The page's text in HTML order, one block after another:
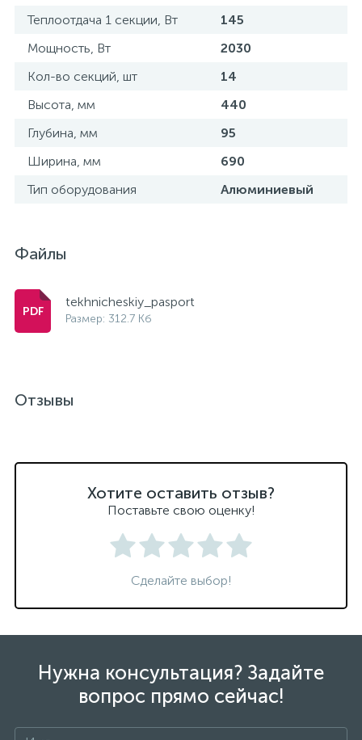
Теплоотдача 1 секции, Вт
145
Мощность, Вт
2030
Кол-во секций, шт
14
Высота, мм
440
Глубина, мм
95
Ширина, мм
690
Тип оборудования
Алюминиевый
Файлы
tekhnicheskiy_pasport
Размер: 312.7 Кб
Отзывы
Хотите оставить отзыв?
Поставьте свою оценку!
Сделайте выбор!
Нужна консультация? Задайте
вопрос прямо сейчас!